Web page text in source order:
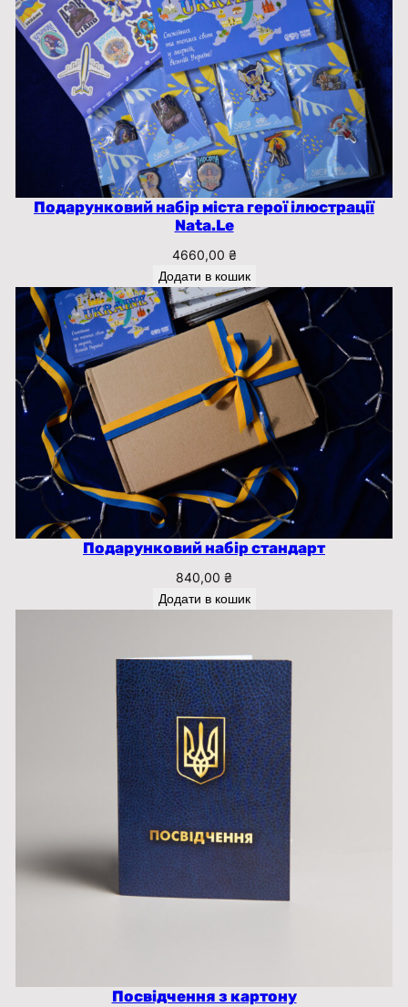
Подарунковий набір міста герої ілюстрації
Nata.Le
4660,00 ₴
Додати в кошик
Подарунковий набір стандарт
840,00 ₴
Додати в кошик
Посвідчення з картону